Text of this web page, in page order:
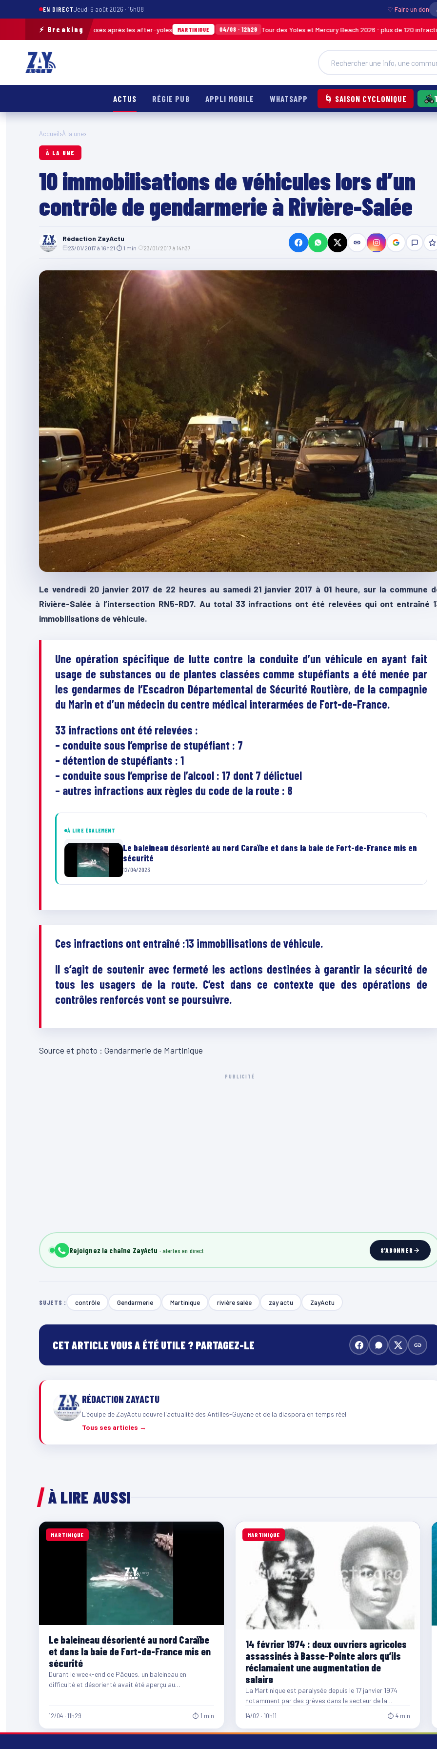
EN DIRECTJeudi 6 août 2026 · 15h08 ♡ Faire un don
⚡ Breaking
de déchets ramassés après les after-yoles MARTINIQUE 04/08 · 12h29 Tour des Yoles et Mercury Beach 2026 : plus de 120 infractions
ACTUS RÉGIE PUB APPLI MOBILE WHATSAPP 🌀 SAISON CYCLONIQUE
Accueil›À la une›
À LA UNE
10 immobilisations de véhicules lors d’un
contrôle de gendarmerie à Rivière-Salée
Rédaction ZayActu
23/01/2017 à 16h21 ⏱ 1 min 23/01/2017 à 14h37
Le vendredi 20 janvier 2017 de 22 heures au samedi 21 janvier 2017 à 01 heure, sur la commune
Rivière-Salée à l’intersection RN5-RD7. Au total 33 infractions ont été relevées qui ont entraîné
immobilisations de véhicule.
Une opération spécifique de lutte contre la conduite d’un véhicule en ayant fait
usage de substances ou de plantes classées comme stupéfiants a été menée par
les gendarmes de l’Escadron Départemental de Sécurité Routière, de la compagnie
du Marin et d’un médecin du centre médical interarmées de Fort-de-France.
33 infractions ont été relevées :
– conduite sous l’emprise de stupéfiant : 7
– détention de stupéfiants : 1
– conduite sous l’emprise de l’alcool : 17 dont 7 délictuel
– autres infractions aux règles du code de la route : 8
À LIRE ÉGALEMENT
Le baleineau désorienté au nord Caraïbe et dans la baie de Fort-de-France mis en
sécurité
12/04/2023
Ces infractions ont entraîné :13 immobilisations de véhicule.
Il s’agit de soutenir avec fermeté les actions destinées à garantir la sécurité de
tous les usagers de la route. C’est dans ce contexte que des opérations de
contrôles renforcés vont se poursuivre.
Source et photo : Gendarmerie de Martinique
PUBLICITÉ
Rejoignez la chaîne ZayActu S'ABONNER
SUJETS : contrôle Gendarmerie Martinique rivière salée zay actu ZayActu
CET ARTICLE VOUS A ÉTÉ UTILE ? PARTAGEZ-LE
RÉDACTION ZAYACTU
L'équipe de ZayActu couvre l'actualité des Antilles-Guyane et de la diaspora en temps réel.
Tous ses articles →
À LIRE AUSSI
MARTINIQUE
Le baleineau désorienté au nord Caraïbe
et dans la baie de Fort-de-France mis en
sécurité
Durant le week-end de Pâques, un baleineau en
difficulté et désorienté avait été aperçu au
12/04 · 11h29 ⏱ 1 min
MARTINIQUE
14 février 1974 : deux ouvriers agricoles
assassinés à Basse-Pointe alors qu’ils
réclamaient une augmentation de
salaire
La Martinique est paralysée depuis le 17 janvier 1974
notamment par des grèves dans le secteur de la…
14/02 · 10h11 ⏱ 4 min